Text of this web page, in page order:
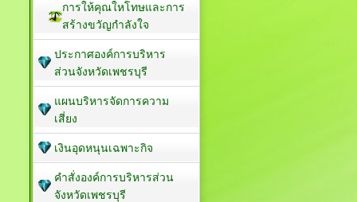
การให้คุณใหโทษและการ
สร้างขวัญกำลังใจ
ประกาศองค์การบริหาร
ส่วนจังหวัดเพชรบุรี
แผนบริหารจัดการความ
เสี่ยง
เงินอุดหนุนเฉพาะกิจ
คำสั่งองค์การบริหารส่วน
จังหวัดเพชรบุรี